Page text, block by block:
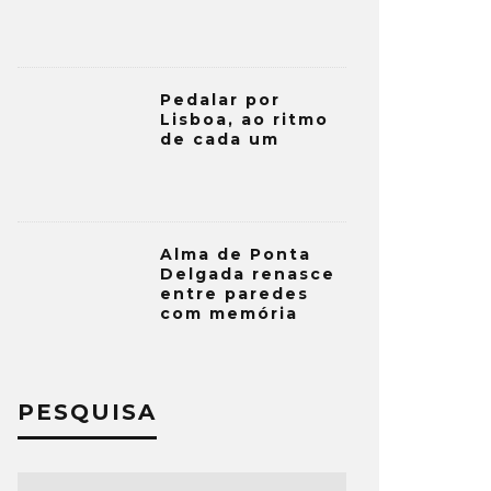
Pedalar por
Lisboa, ao ritmo
de cada um
Alma de Ponta
Delgada renasce
entre paredes
com memória
PESQUISA